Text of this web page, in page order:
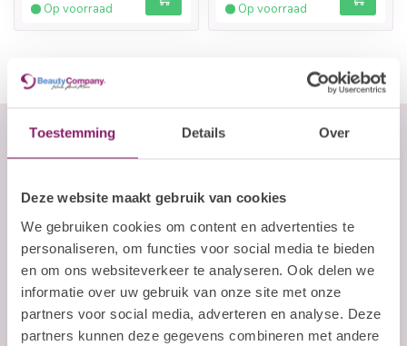
Toestemming Details Over
Deze website maakt gebruik van cookies
We gebruiken cookies om content en advertenties te
personaliseren, om functies voor social media te bieden
en om ons websiteverkeer te analyseren. Ook delen we
informatie over uw gebruik van onze site met onze
partners voor social media, adverteren en analyse. Deze
partners kunnen deze gegevens combineren met andere
Op voorraad Op voorraad
Abonneer je op onze nieuwsbrief
E-mailadres
Abonneer